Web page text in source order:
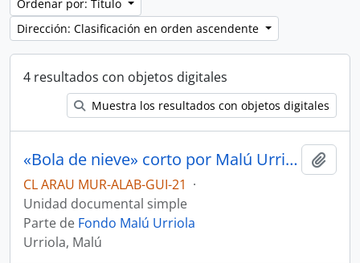
Ordenar por: Título
Dirección: Clasificación en orden ascendente
4 resultados con objetos digitales
Muestra los resultados con objetos digitales
«Bola de nieve» corto por Malú Urriola
CL ARAU MUR-ALAB-GUI-21 ·
Unidad documental simple
Parte de Fondo Malú Urriola
Urriola, Malú